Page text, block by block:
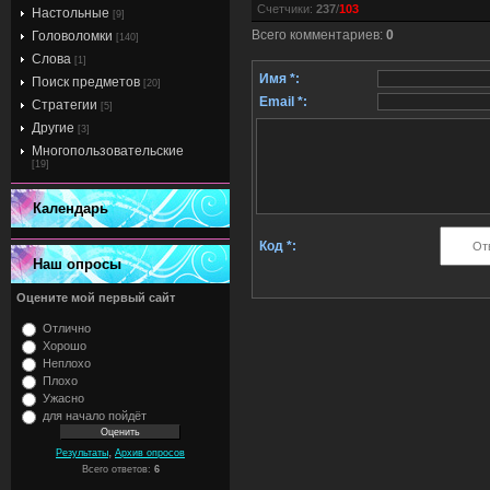
Настольные [9]
Головоломки [140]
Слова [1]
Поиск предметов [20]
Стратегии [5]
Другие [3]
Многопользовательские
[19]
Календарь
Наш опросы
Оцените мой первый сайт
Отлично
Хорошо
Неплохо
Плохо
Ужасно
для начало пойдёт
Результаты Архив опросов
Всего ответов: 6
Счетчики: 237/103
Всего комментариев: 0
Имя *:
Email *:
Код *: